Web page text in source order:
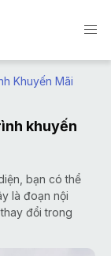
Khuyến Mãi
khuyến
bạn có thể
là đoạn nội
đổi trong